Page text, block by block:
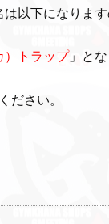
は以下になりま
）トラップ」と
ださい。